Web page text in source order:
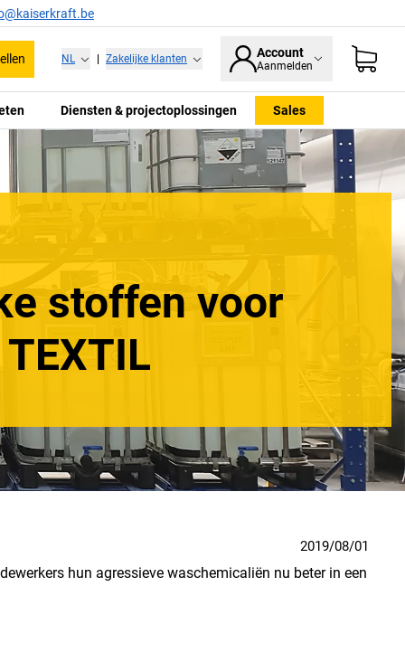
NL Zakelijke klanten Account
Aanmelden
Diensten & projectoplossingen Sales
stoffen voor
2019/08/01
hun agressieve waschemicaliën nu beter in een